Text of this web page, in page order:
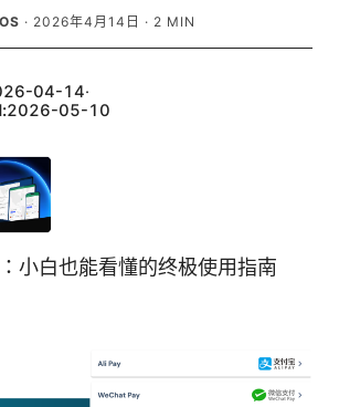
· 2026年4月14日 · 2 MIN
04-14·
2026-05-10
小白也能看懂的终极使用指南